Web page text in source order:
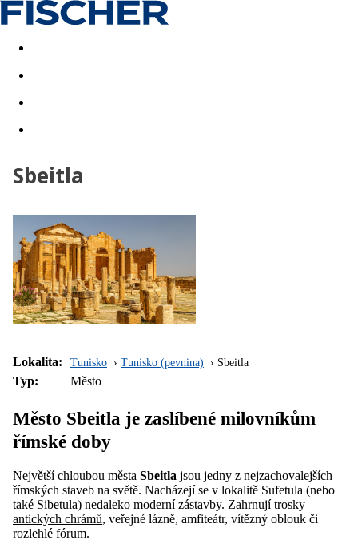
Akční nabídky Last minute
Sbeitla
Lokalita: Tunisko Tunisko (pevnina) Sbeitla
Typ: Město
Město Sbeitla je zaslíbené milovníkům
římské doby
Největší chloubou města Sbeitla jsou jedny z nejzachovalejších
římských staveb na světě. Nacházejí se v lokalitě Sufetula (nebo
také Sibetula) nedaleko moderní zástavby. Zahrnujítrosky
antických chrámů, veřejné lázně, amfiteátr, vítězný oblouk či
rozlehlé fórum.